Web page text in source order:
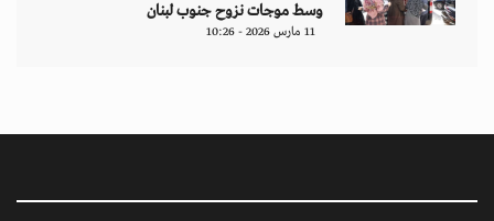
وسط موجات نزوح جنوب لبنان
11 مارس 2026 - 10:26